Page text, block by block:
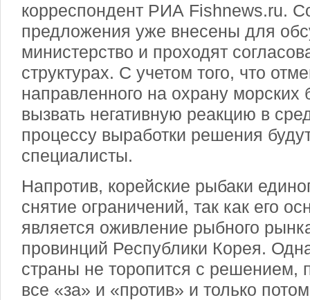
корреспондент РИА Fishnews.ru.
предложения уже внесены для
министерство и проходят
структурах. С учетом того, что
направленного на охрану морских
вызвать негативную реакцию в
процессу выработки решения
специалисты.
Напротив, корейские рыбаки
снятие ограничений, так как его
является оживление рыбного
провинций Республики Корея.
страны не торопится с решением,
все «за» и «против» и только